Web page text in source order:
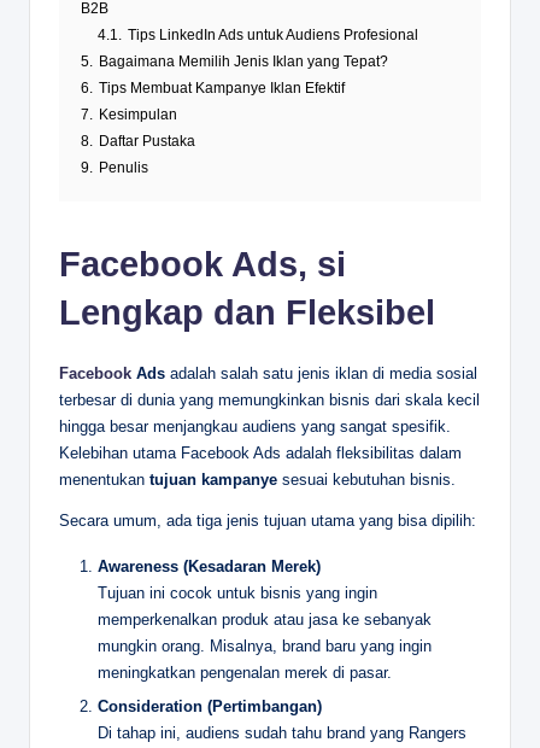
B2B
4.1.
Tips LinkedIn Ads untuk Audiens Profesional
5. Bagaimana Memilih Jenis Iklan yang Tepat?
6.
Tips Membuat Kampanye Iklan Efektif
7. Kesimpulan
8. Daftar Pustaka
9. Penulis
Facebook Ads, si
Lengkap dan Fleksibel
Facebook Ads adalah salah satu jenis iklan di media sosial
terbesar di dunia yang memungkinkan bisnis dari skala kecil
hingga besar menjangkau audiens yang sangat spesifik.
Kelebihan utama Facebook Ads adalah fleksibilitas dalam
menentukan tujuan kampanye sesuai kebutuhan bisnis.
Secara umum, ada tiga jenis tujuan utama yang bisa dipilih:
Awareness (Kesadaran Merek)
Tujuan ini cocok untuk bisnis yang ingin
memperkenalkan produk atau jasa ke sebanyak
mungkin orang. Misalnya, brand baru yang ingin
meningkatkan pengenalan merek di pasar.
Consideration (Pertimbangan)
Di tahap ini, audiens sudah tahu brand yang Rangers